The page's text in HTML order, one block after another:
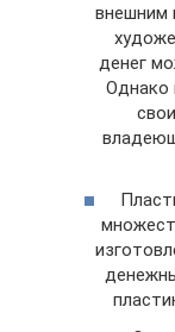
внешним
денег
Однако